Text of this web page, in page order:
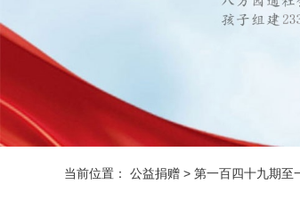
当前位置： 公益捐赠 > 第一百四十九期至